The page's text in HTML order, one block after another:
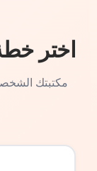
اختر
مكتبتك